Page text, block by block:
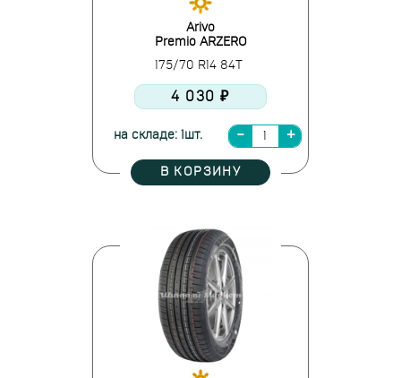
Arivo
Premio ARZERO
175/70 R14 84T
4 030 ₽
на складе: 1шт.
В КОРЗИНУ